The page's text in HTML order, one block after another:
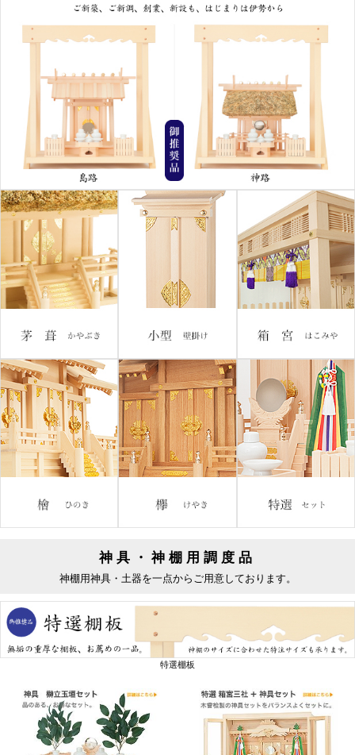
神具・神棚用調度品
神棚用神具・土器を一点からご用意しております。
特選棚板